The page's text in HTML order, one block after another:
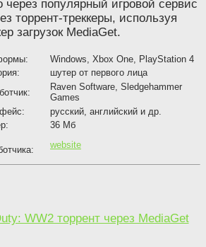
популярный игровой сервис
торрент-треккеры, используя
загрузок MediaGet.
Windows, Xbox One, PlayStation 4
шутер от первого лица
Raven Software, Sledgehammer
Games
русский, английский и др.
36 Мб
website
WW2 торрент через MediaGet